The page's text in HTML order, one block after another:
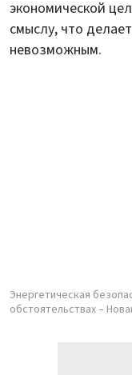
экономической
смыслу, что
невозможным.
Энергетическая
обстоятельствах –